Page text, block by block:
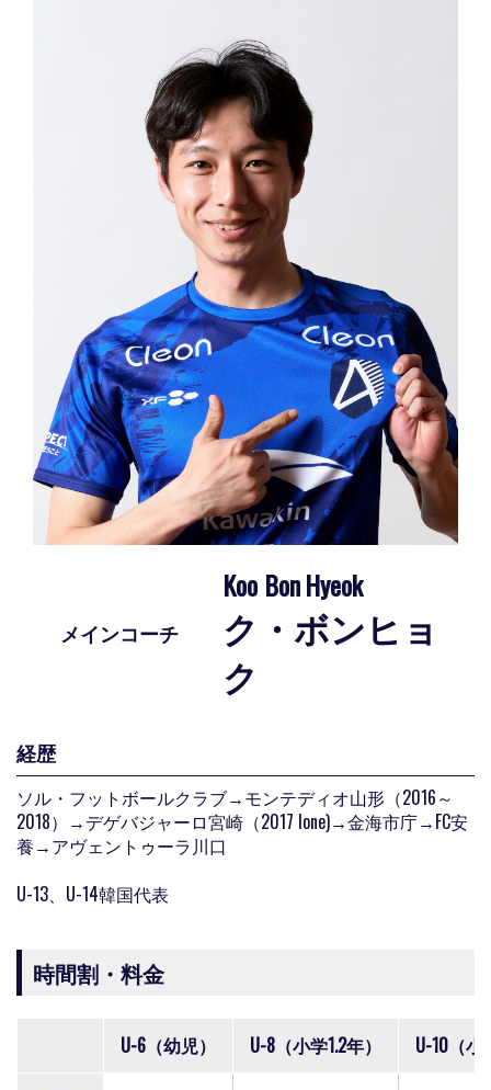
メインコーチ
Koo BonHyeok
ク・ボンヒョ
ク
経歴
ソル・フットボールクラブ→モンテディオ山形（2016～
2018）→デゲバジャーロ宮崎（2017 lone)→金海市庁→FC安
養→アヴェントゥーラ川口
U-13、U-14韓国代表
時間割・料金
U-6（幼児） U-8（小学1.2年） U-10（